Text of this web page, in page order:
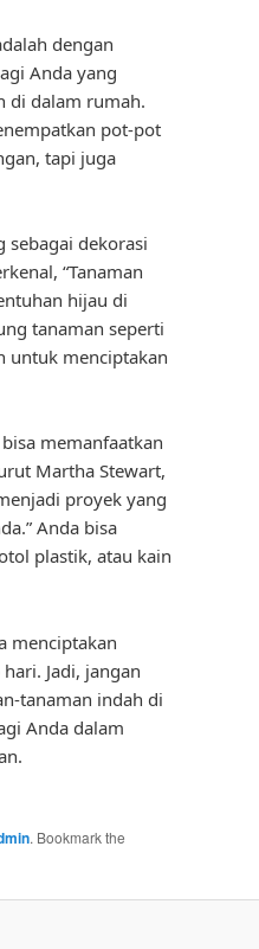
dengan
Anda yang
di dalam rumah.
pot-pot
tapi juga
sebagai dekorasi
“Tanaman
hijau di
tanaman seperti
untuk menciptakan
memanfaatkan
Martha Stewart,
proyek yang
Anda bisa
plastik, atau kain
menciptakan
Jadi, jangan
tanaman indah di
Anda dalam
. Bookmark the